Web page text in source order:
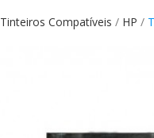
Tinteiros Compatíveis HP